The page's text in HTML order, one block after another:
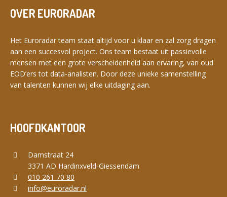
OVER EURORADAR
Het Euroradar team staat altijd voor u klaar en zal zorg dragen
aan een succesvol project. Ons team bestaat uit passievolle
mensen met een grote verscheidenheid aan ervaring, van oud
EOD’ers tot data-analisten. Door deze unieke samenstelling
van talenten kunnen wij elke uitdaging aan.
HOOFDKANTOOR
Damstraat 24
3371 AD Hardinxveld-Giessendam
010 261 70 80
info@euroradar.nl